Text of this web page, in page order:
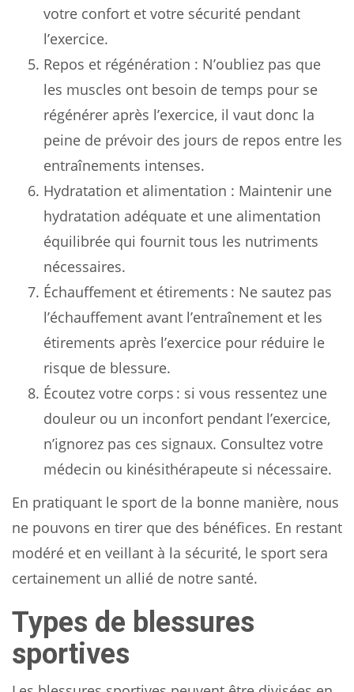
votre confort et votre sécurité pendant
l’exercice.
Repos et régénération : N’oubliez pas que
les muscles ont besoin de temps pour se
régénérer après l’exercice, il vaut donc la
peine de prévoir des jours de repos entre les
entraînements intenses.
Hydratation et alimentation : Maintenir une
hydratation adéquate et une alimentation
équilibrée qui fournit tous les nutriments
nécessaires.
Échauffement et étirements : Ne sautez pas
l’échauffement avant l’entraînement et les
étirements après l’exercice pour réduire le
risque de blessure.
Écoutez votre corps : si vous ressentez une
douleur ou un inconfort pendant l’exercice,
n’ignorez pas ces signaux. Consultez votre
médecin ou kinésithérapeute si nécessaire.
En pratiquant le sport de la bonne manière, nous
ne pouvons en tirer que des bénéfices. En restant
modéré et en veillant à la sécurité, le sport sera
certainement un allié de notre santé.
Types de blessures
sportives